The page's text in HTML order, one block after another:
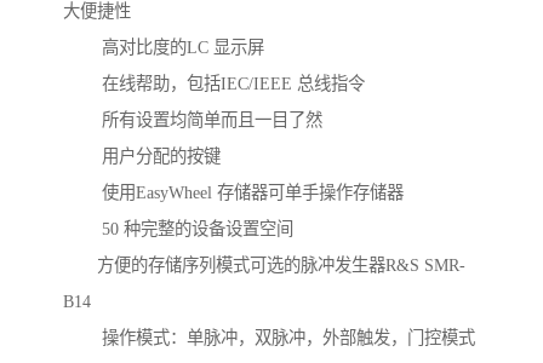
大便捷性
高对比度的LC 显示屏
在线帮助，包括IEC/IEEE 总线指令
所有设置均简单而且一目了然
用户分配的按键
使用EasyWheel 存储器可单手操作存储器
50 种完整的设备设置空间
方便的存储序列模式可选的脉冲发生器R&S SMR-
B14
操作模式：单脉冲，双脉冲，外部触发，门控模式